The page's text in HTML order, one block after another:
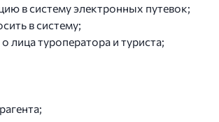
в систему электронных путевок;
в систему;
лица туроператора и туриста;